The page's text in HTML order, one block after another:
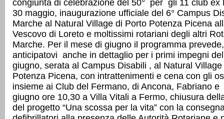
congiunta di celebrazione del 50° per gli 11 club ex
30 maggio, inaugurazione ufficiale del 6° Campus
Marche al Natural Village di Porto Potenza Picena
Vescovo di Loreto e moltissimi rotariani degli altri
Marche. Per il mese di giugno il programma
anticipatovi anche in dettaglio per i primi impegni
giugno, serata al Campus Disabili , al Natural
Potenza Picena, con intrattenimenti e cena con gli
insieme ai Club del Fermano, di Ancona, Fabriano
giugno ore 10,30 a Villa Vitali a Fermo, chiusura
del progetto “Una scossa per la vita” con la